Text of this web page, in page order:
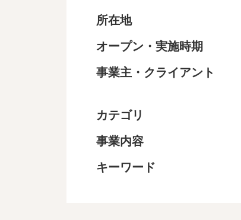
所在地
オープン・実施時期
事業主・クライアント
カテゴリ
事業内容
キーワード